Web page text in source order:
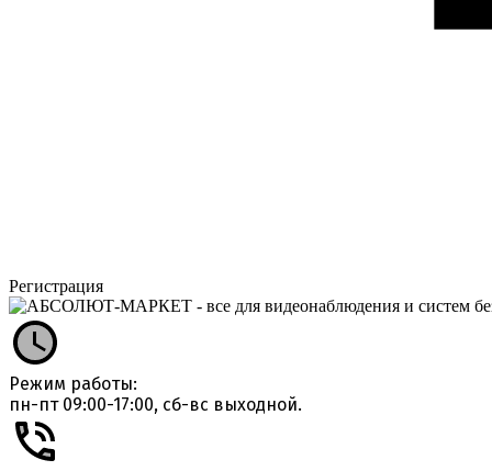
Регистрация
Режим работы:
пн-пт 09:00-17:00, сб-вс выходной.